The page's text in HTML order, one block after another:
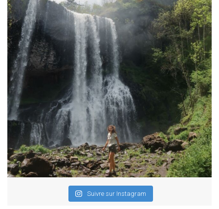
Suivre sur Instagram